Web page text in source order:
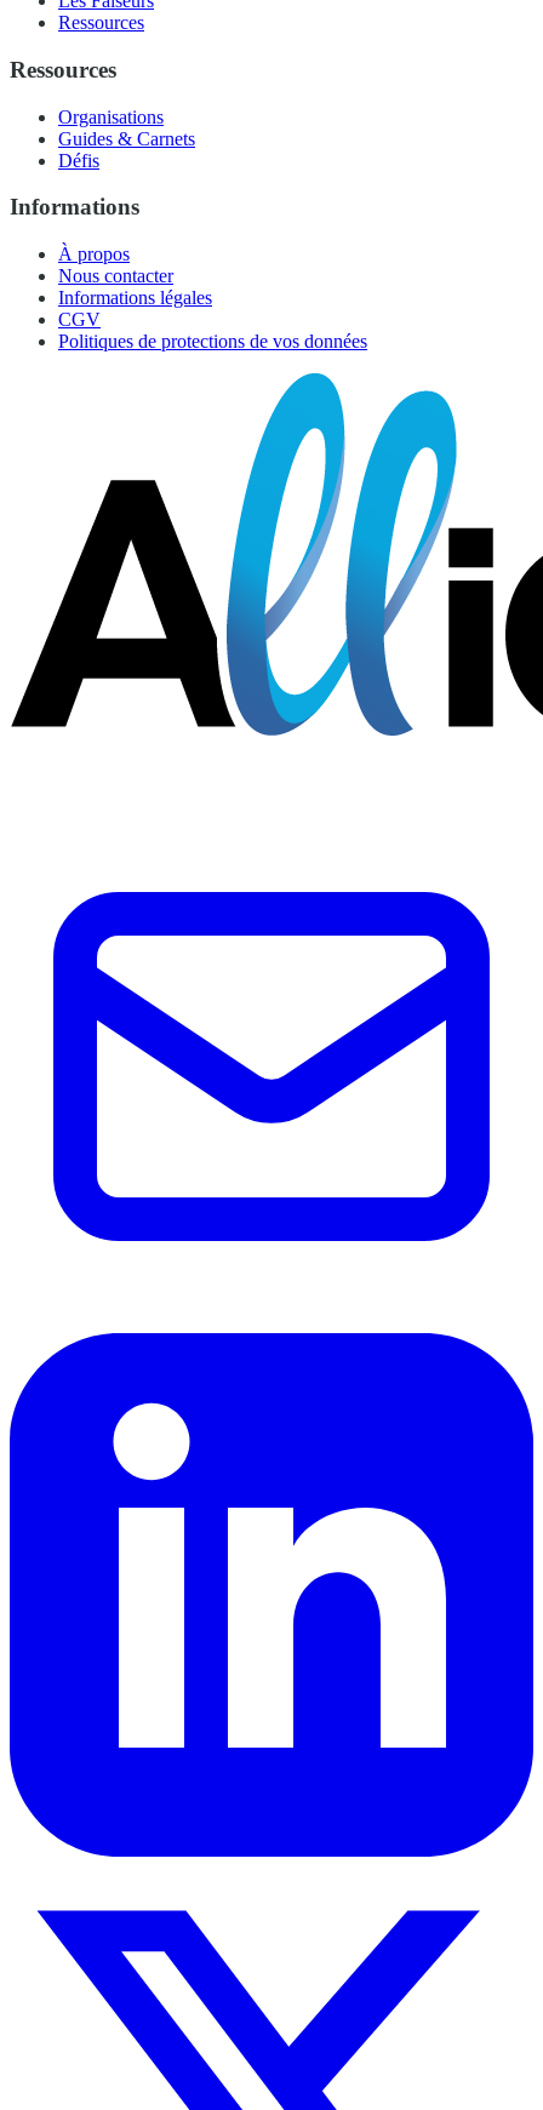
Ressources
Ressources
Organisations
Guides & Carnets
Défis
Informations
À propos
Nous contacter
Informations légales
CGV
Politiques de protections de vos données